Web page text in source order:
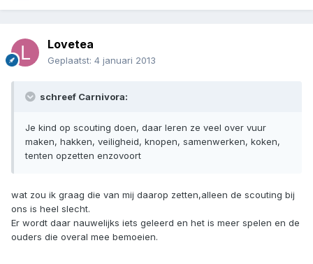
Lovetea
Geplaatst: 4 januari 2013
schreef Carnivora:
Je kind op scouting doen, daar leren ze veel over vuur
maken, hakken, veiligheid, knopen, samenwerken, koken,
tenten opzetten enzovoort
wat zou ik graag die van mij daarop zetten,alleen de scouting bij
ons is heel slecht.
Er wordt daar nauwelijks iets geleerd en het is meer spelen en de
ouders die overal mee bemoeien.